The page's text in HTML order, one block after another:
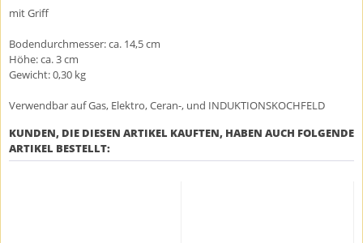
mit Griff
Bodendurchmesser: ca. 14,5 cm
Höhe: ca. 3 cm
Gewicht: 0,30 kg
Verwendbar auf Gas, Elektro, Ceran-, und INDUKTIONSKOCHFELD
KUNDEN, DIE DIESEN ARTIKEL KAUFTEN, HABEN AUCH FOLGENDE
ARTIKEL BESTELLT: